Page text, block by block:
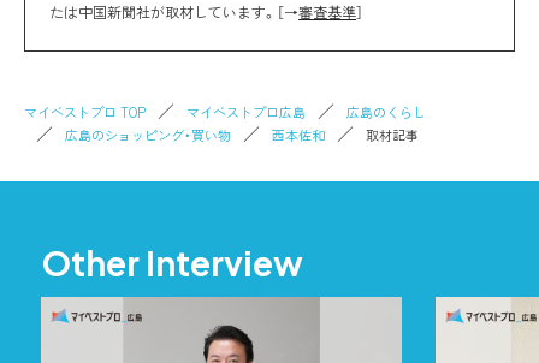
たは中国新聞社が取材しています。［→審査基準］
マイベストプロ TOP マイベストプロ広島
広島のくらし
広島のショッピング・買い物
西本佐和 取材記事
Other Interview